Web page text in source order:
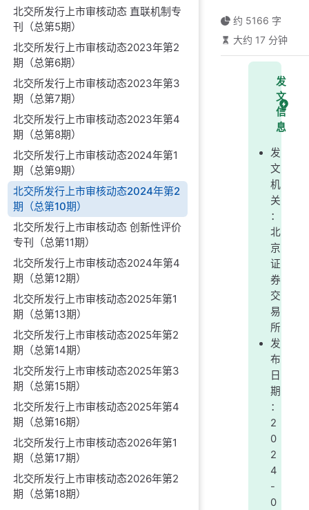
北交所发行上市审核动态 直联机制专
刊（总第5期）
北交所发行上市审核动态2023年第2
期（总第6期）
北交所发行上市审核动态2023年第3
期（总第7期）
北交所发行上市审核动态2023年第4
期（总第8期）
北交所发行上市审核动态2024年第1
期（总第9期）
北交所发行上市审核动态2024年第2
期（总第10期）
北交所发行上市审核动态 创新性评价
专刊（总第11期）
北交所发行上市审核动态2024年第4
期（总第12期）
北交所发行上市审核动态2025年第1
期（总第13期）
北交所发行上市审核动态2025年第2
期（总第14期）
北交所发行上市审核动态2025年第3
期（总第15期）
北交所发行上市审核动态2025年第4
期（总第16期）
北交所发行上市审核动态2026年第1
期（总第17期）
北交所发行上市审核动态2026年第2
期（总第18期）
约 5166 字
大约 17 分钟
发
文
信
息
发
文
机
关
：
北
京
证
券
交
易
所
发
布
日
期
：
2
0
2
4
-
0